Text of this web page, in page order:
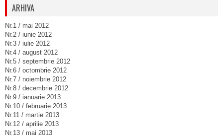
ARHIVA
Nr.1 / mai 2012
Nr.2 / iunie 2012
Nr.3 / iulie 2012
Nr.4 / august 2012
Nr.5 / septembrie 2012
Nr.6 / octombrie 2012
Nr.7 / noiembrie 2012
Nr.8 / decembrie 2012
Nr.9 / ianuarie 2013
Nr.10 / februarie 2013
Nr.11 / martie 2013
Nr.12 / aprilie 2013
Nr.13 / mai 2013